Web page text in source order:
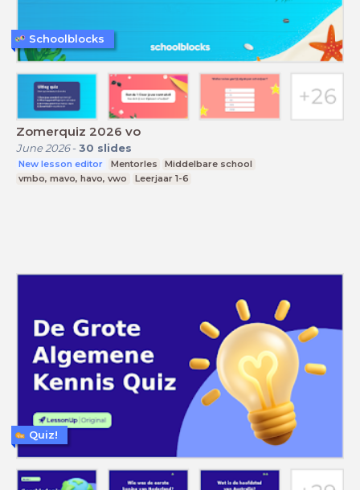
Zomerquiz 2026 vo
June 2026- 30 slides
New lesson editor Mentorles
Middelbare school
vmbo, mavo, havo, vwo
Leerjaar 1-6
Schoolblocks
Quiz!